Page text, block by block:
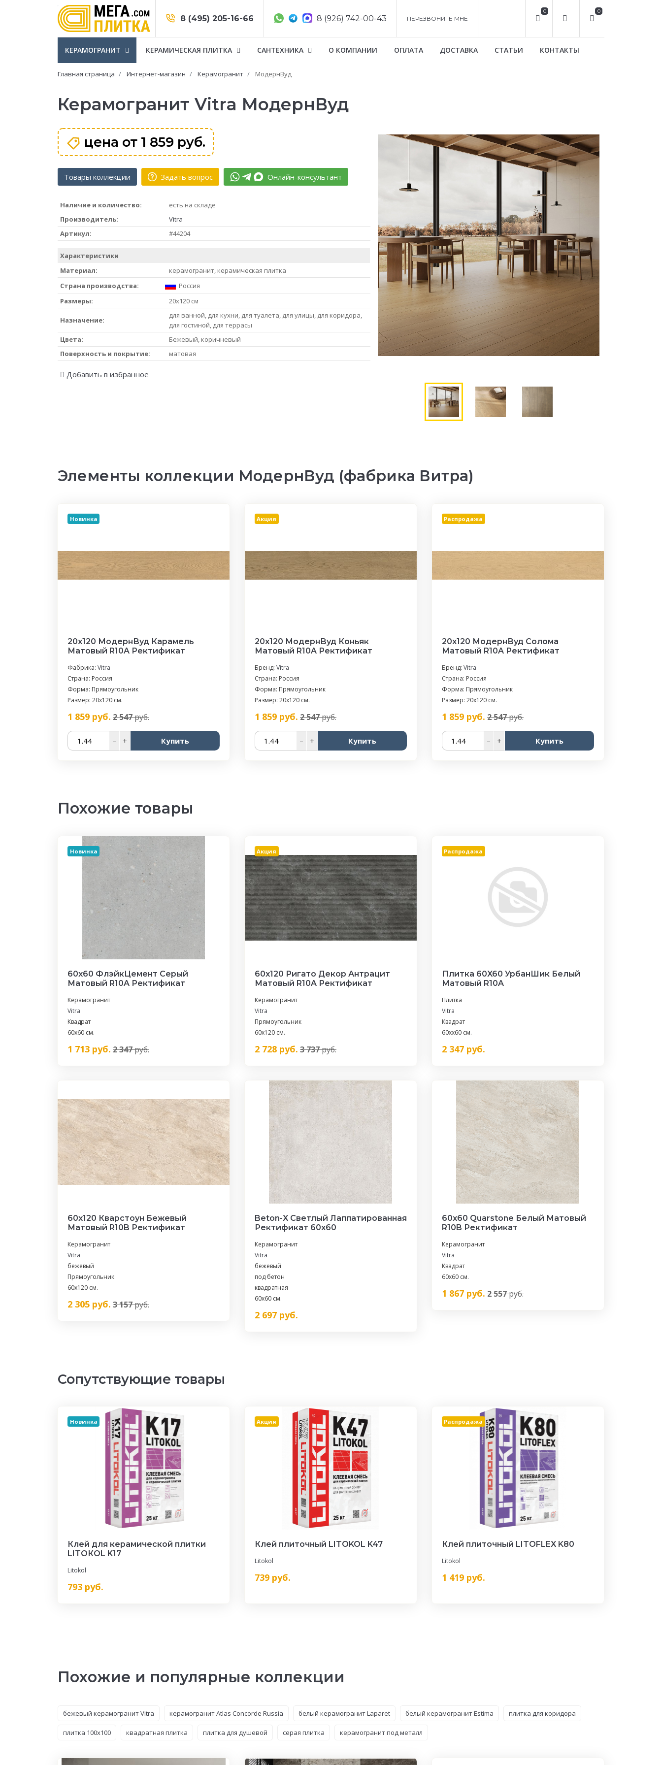
8 (495) 205-16-66 8 (926) 742-00-43 ПЕРЕЗВОНИТЕ МНЕ
0 0
КЕРАМОГРАНИТ КЕРАМИЧЕСКАЯ ПЛИТКА САНТЕХНИКА О КОМПАНИИ ОПЛАТА ДОСТАВКА СТАТЬИ КОНТАКТЫ
Главная страница Интернет-магазин Керамогранит МодернВуд
Керамогранит Vitra МодернВуд
цена от 1 859 руб.
Товары коллекции Задать вопрос Онлайн-консультант
Наличие и количество:
есть на складе
Производитель:
Vitra
Артикул:
#44204
Характеристики
Материал:
керамогранит, керамическая плитка
Страна производства:
Россия
Размеры:
20x120 см
Назначение:
для ванной, для кухни, для туалета, для улицы, для коридора,
для гостиной, для террасы
Цвета:
Бежевый, коричневый
Поверхность и покрытие:
матовая
Добавить в избранное
Элементы коллекции МодернВуд (фабрика Витра)
Новинка
20x120 МодернВуд Карамель
Матовый R10A Ректификат
Фабрика: Vitra
Страна: Россия
Форма: Прямоугольник
Размер: 20х120 см.
1 859 руб. 2 547руб.
– + Купить
Акция
20x120 МодернВуд Коньяк
Матовый R10A Ректификат
Бренд: Vitra
Страна: Россия
Форма: Прямоугольник
Размер: 20х120 см.
1 859руб. 2 547руб.
– + Купить
Распродажа
20x120 МодернВуд Солома
Матовый R10A Ректификат
Бренд: Vitra
Страна: Россия
Форма: Прямоугольник
Размер: 20х120 см.
1 859руб. 2 547руб.
– + Купить
Похожие товары
Новинка
60х60 ФлэйкЦемент Серый
Матовый R10A Ректификат
Керамогранит
Vitra
Квадрат
60х60 см.
1 713 руб. 2 347руб.
Акция
60x120 Ригато Декор Антрацит
Матовый R10A Ректификат
Керамогранит
Vitra
Прямоугольник
60х120 см.
2 728руб. 3 737руб.
Распродажа
Плитка 60X60 УрбанШик Белый
Матовый R10A
Плитка
Vitra
Квадрат
60xx60 см.
2 347руб.
60х120 Кварстоун Бежевый
Матовый R10B Ректификат
Керамогранит
Vitra
бежевый
Прямоугольник
60х120 см.
2 305 руб. 3 157руб.
Beton-X Светлый Лаппатированная
Ректификат 60х60
Керамогранит
Vitra
бежевый
под бетон
квадратная
60x60 см.
2 697руб.
60х60 Quarstone Белый Матовый
R10B Ректификат
Керамогранит
Vitra
Квадрат
60х60 см.
1 867руб. 2 557руб.
Сопутствующие товары
Новинка
Клей для керамической плитки
LITOКOL K17
Litokol
793 руб.
Акция
Клей плиточный LITOKOL K47
Litokol
739руб.
Распродажа
Клей плиточный LITOFLEX K80
Litokol
1 419руб.
Похожие и популярные коллекции
бежевый керамогранит Vitra керамогранит Atlas Concorde Russia белый керамогранит Laparet белый керамогранит Estima плитка для коридора
плитка 100x100 квадратная плитка плитка для душевой серая плитка керамогранит под металл